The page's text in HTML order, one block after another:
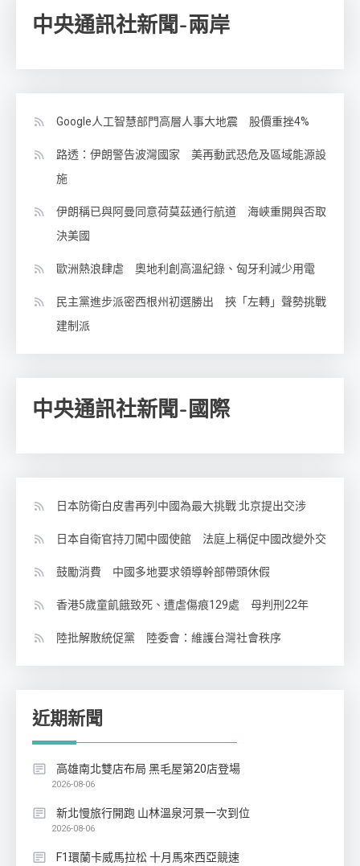
中央通訊社新聞-兩岸
Google人工智慧部門高層人事大地震 股價重挫4%
路透：伊朗警告波灣國家 美再動武恐危及區域能源設
施
伊朗稱已與阿曼同意荷莫茲通行航道 海峽重開與否取
決美國
歐洲熱浪肆虐 奧地利創高溫紀錄、匈牙利減少用電
民主黨進步派密西根州初選勝出 挾「左轉」聲勢挑戰
建制派
中央通訊社新聞-國際
日本防衛白皮書再列中國為最大挑戰 北京提出交涉
日本自衛官持刀闖中國使館 法庭上稱促中國改變外交
鼓勵消費 中國多地要求領導幹部帶頭休假
香港5歲童飢餓致死、遭虐傷痕129處 母判刑22年
陸批解散統促黨 陸委會：維護台灣社會秩序
近期新聞
高雄南北雙店布局 黑毛屋第20店登場
2026-08-06
新北慢旅行開跑 山林溫泉河景一次到位
2026-08-06
F1環蘭卡威馬拉松 十月馬來西亞競速